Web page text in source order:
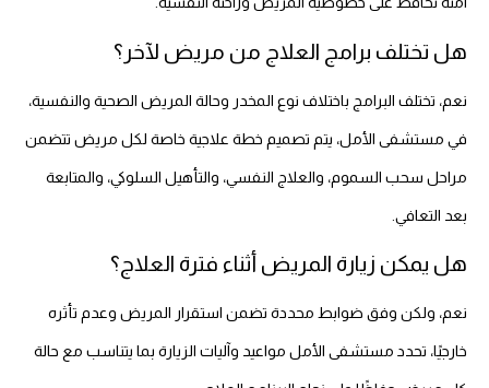
هل تختلف برامج العلاج من مريض لآخر؟
نعم، تختلف البرامج باختلاف نوع المخدر وحالة المريض الصحية والنفسية،
في مستشفى الأمل، يتم تصميم خطة علاجية خاصة لكل مريض تتضمن
مراحل سحب السموم، والعلاج النفسي، والتأهيل السلوكي، والمتابعة
بعد التعافي.
هل يمكن زيارة المريض أثناء فترة العلاج؟
نعم، ولكن وفق ضوابط محددة تضمن استقرار المريض وعدم تأثره
خارجيًا، تحدد مستشفى الأمل مواعيد وآليات الزيارة بما يتناسب مع حالة